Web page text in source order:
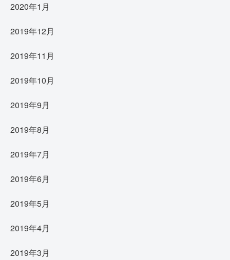
2020年1月
2019年12月
2019年11月
2019年10月
2019年9月
2019年8月
2019年7月
2019年6月
2019年5月
2019年4月
2019年3月